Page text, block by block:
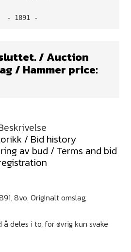
- 1891 -
/ Auction
/ Hammer price:
/ Bid history
av bud / Terms and bid
8vo. Originalt omslag,
deles i to, for øvrig kun svake